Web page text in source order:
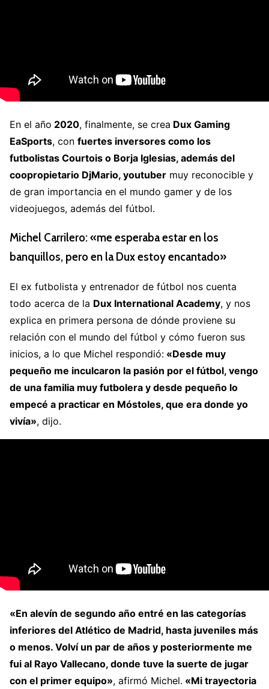
En el año 2020, finalmente, se crea Dux Gaming
EaSports, con fuertes inversores como los
futbolistas Courtois o Borja Iglesias, además del
coopropietario DjMario, youtuber muy reconocible y
de gran importancia en el mundo gamer y de los
videojuegos, además del fútbol.
Michel Carrilero: «me esperaba estar en los
banquillos, pero en la Dux estoy encantado»
El ex futbolista y entrenador de fútbol nos cuenta
todo acerca de la Dux International Academy, y nos
explica en primera persona de dónde proviene su
relación con el mundo del fútbol y cómo fueron sus
inicios, a lo que Michel respondió: «Desde muy
pequeño me inculcaron la pasión por el fútbol, vengo
de una familia muy futbolera y desde pequeño lo
empecé a practicar en Móstoles, que era donde yo
vivía», dijo.
«En alevín de segundo año entré en las categorías
inferiores del Atlético de Madrid, hasta juveniles más
o menos. Volví un par de años y posteriormente me
fui al Rayo Vallecano, donde tuve la suerte de jugar
con el primer equipo», afirmó Michel. «Mi trayectoria